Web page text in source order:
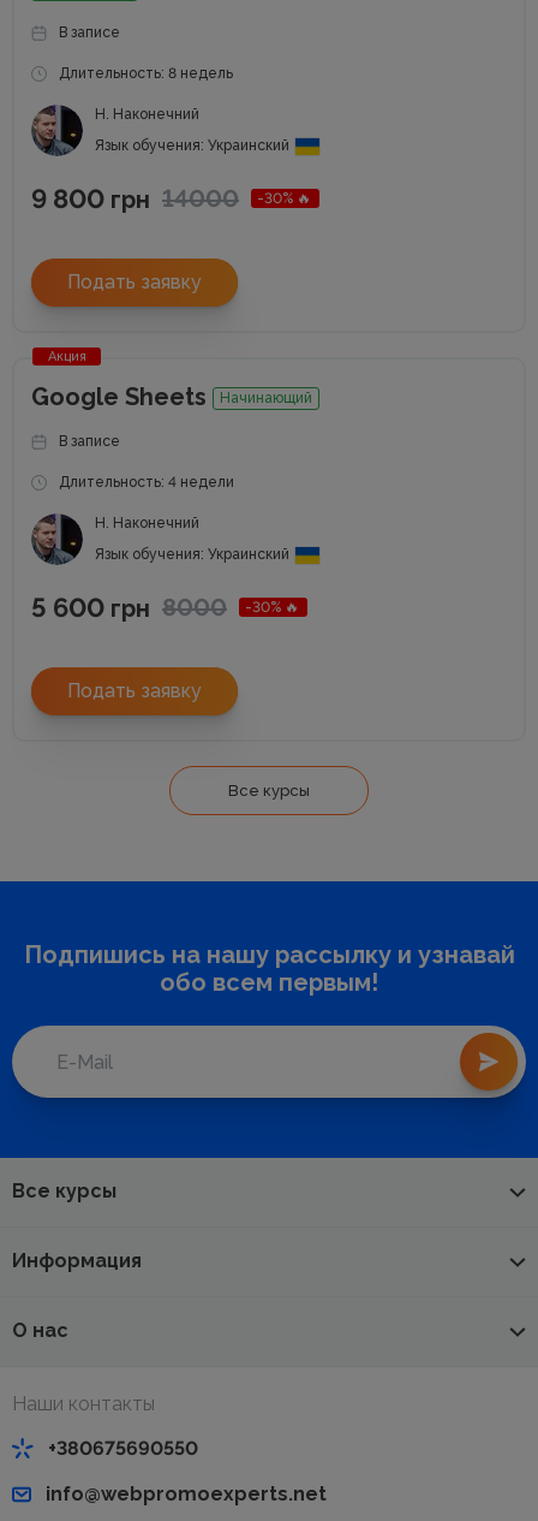
В записе
Длительность: 8 недель
Н. Наконечний
Язык обучения: Украинский
9 800 грн 14000 -30% 🔥
Подать заявку
Акция
Google Sheets Начинающий
В записе
Длительность: 4 недели
Н. Наконечний
Язык обучения: Украинский
5 600 грн 8000 -30% 🔥
Подать заявку
Все курсы
Подпишись на нашу рассылку и узнавай
обо всем первым!
Все курсы
Информация
О нас
Наши контакты
+380675690550
info@webpromoexperts.net